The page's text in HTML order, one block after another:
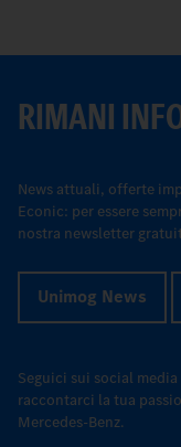
RIMANI
News attuali, offerte
Econic: per essere
nostra newsletter
Unimog News
Seguici sui social
raccontarci la tua
Mercedes-Benz.